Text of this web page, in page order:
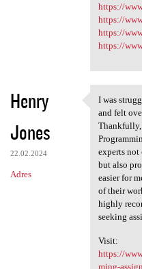
https://
https://
https://
https://
Henry
Jones
22.02.2024
Adres
I was
I was
and felt
Thankfully,
experts not
but also
easier for
of their
highly
seeking
Visit:
https://
ming-